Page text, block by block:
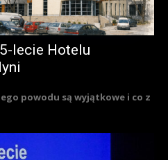
lecie Hotelu
powodu są wyjątkowe i co z